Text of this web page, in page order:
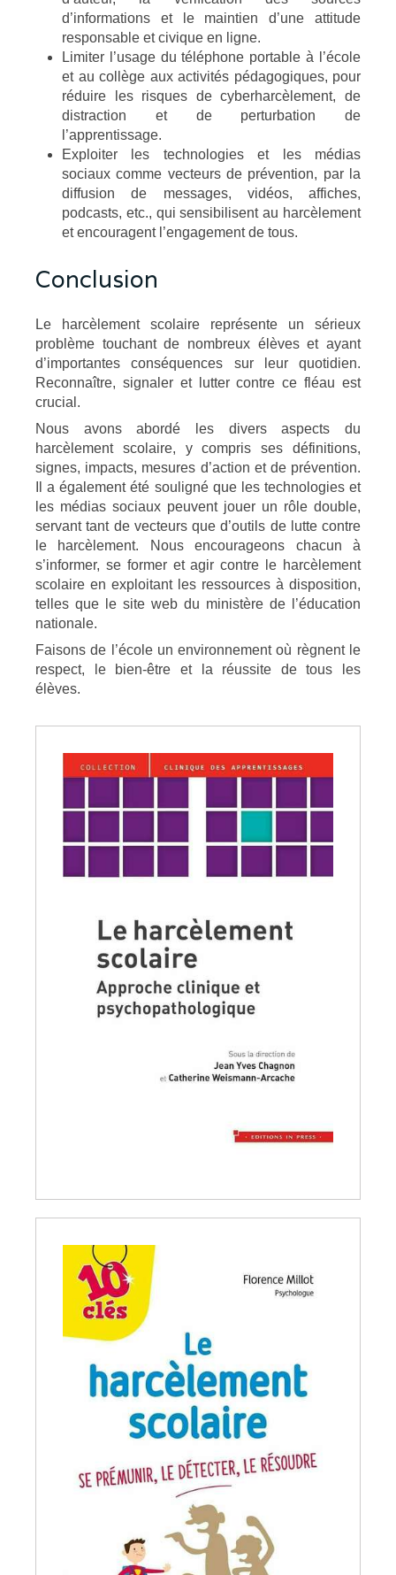
d’informations et le maintien d’une attitude
responsable et civique en ligne.
Limiter l’usage du téléphone portable à l’école
et au collège aux activités pédagogiques, pour
réduire les risques de cyberharcèlement, de
distraction et de perturbation de
l’apprentissage.
Exploiter les technologies et les médias
sociaux comme vecteurs de prévention, par la
diffusion de messages, vidéos, affiches,
podcasts, etc., qui sensibilisent au harcèlement
et encouragent l’engagement de tous.
Conclusion
Le harcèlement scolaire représente un sérieux
problème touchant de nombreux élèves et ayant
d’importantes conséquences sur leur quotidien.
Reconnaître, signaler et lutter contre ce fléau est
crucial.
Nous avons abordé les divers aspects du
harcèlement scolaire, y compris ses définitions,
signes, impacts, mesures d’action et de prévention.
Il a également été souligné que les technologies et
les médias sociaux peuvent jouer un rôle double,
servant tant de vecteurs que d’outils de lutte contre
le harcèlement. Nous encourageons chacun à
s’informer, se former et agir contre le harcèlement
scolaire en exploitant les ressources à disposition,
telles que le site web du ministère de l’éducation
nationale.
Faisons de l’école un environnement où règnent le
respect, le bien-être et la réussite de tous les
élèves.